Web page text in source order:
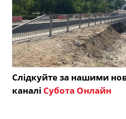
Слідкуйте за нашими
каналі Субота Онлайн